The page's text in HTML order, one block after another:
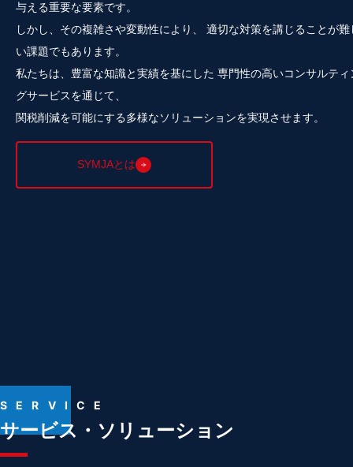
与える重要な要素です。
しかし、その複雑さや変動性により、 適切な対策を講じることが難
い課題でもあります。
私たちは、豊富な知識と実績を基にした 専門性の高いコンサルティ
グサービスを通じて、
関税削減を可能にする多様なソリューションを実現させます。
SYMJAとは
SERVICE
サービス・ソリューション